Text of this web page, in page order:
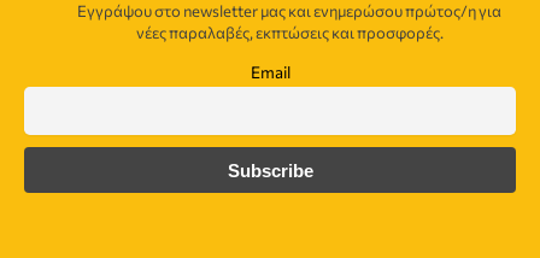
Εγγράψου στο newsletter μας και ενημερώσου πρώτος/η για
νέες παραλαβές, εκπτώσεις και προσφορές.
Email